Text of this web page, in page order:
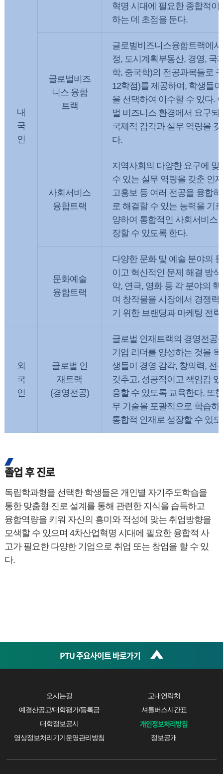
내
국
인
혁명 시대에 필요한 종합적
하는 데 초점을 둔다.
글로벌비즈
니스 융합
트랙
글로벌비즈니스융합트랙에
정, 도시계획부동산, 경영, 국
학, 중국학)의 전공과목들로
12학점)를 제공하여, 학생들
을 선택하여 이수할 수 있다.
벌 비즈니스 환경에서 요구
국제적 감각과 실무 역량을
다.
사회서비스
융합트랙
지역사회의 다양한 요구에
수 있는 실무 역량을 갖춘 인
고홍보 등 여러 전공을 융합
로 해결할 수 있는 능력을 기
양하여 통합적인 사회서비스
장할 수 있도록 한다.
문화예술
융합트랙
다양한 문화 및 예술 분야의
이고 혁신적인 문제 해결 방
악, 연극, 영화 등 각 분야의
며 창작물을 시장에서 경쟁
기 위한 브랜딩과 마케팅 전
외
국
인
글로벌 인
재트랙
(경영전공)
글로벌 인재트랙의 경영전공
기업 리더를 양성하는 것을
생들이 경영 감각, 창의력, 전
갖추고, 성공적이고 책임감
응할 수 있도록 교육한다. 또
무 기술을 포괄적으로 학습
통합적 인재로 성장할 수 있
졸업 후 진로
독립학과형을 선택한 학생들은 개인별 자기주도학습을
통한 맞춤형 진로 설계를 통해 관련한 지식을 습득하고
융합역량을 키워 자신의 흥미와 적성에 맞는 취업방향을
모색할 수 있으며 4차산업혁명 시대에 필요한 융합적 사
고가 필요한 다양한 기업으로 취업 또는 창업을 할 수 있
다.
PTU 주요사이트 바로가기
오시는길
교내연락처
예결산공고/대학평가/등록금
셔틀버스시간표
대학정보공시
개인정보처리방침
영상정보처리기기운영관리방침 정보공개